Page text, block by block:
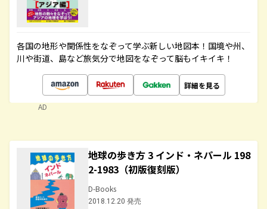
各国の地形や関係性をなぞって学ぶ新しい地図本！国境や州、
川や街道、島など旅気分で地図をなぞって脳もイキイキ！
詳細を見る
AD
地球の歩き方 3 インド・ネパール 198
2-1983（初版復刻版）
D-Books
2018.12.20 発売